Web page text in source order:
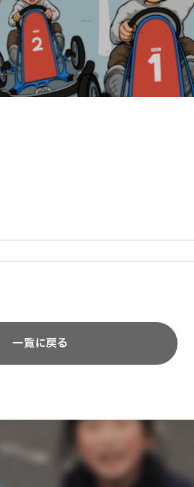
一覧に戻る